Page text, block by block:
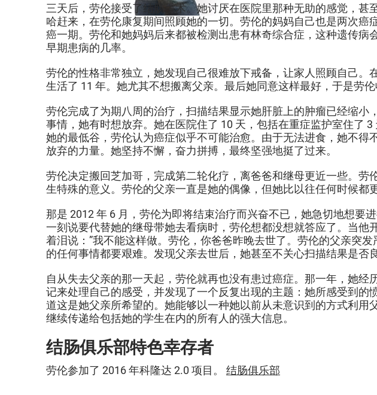
三天后，劳伦接受了结肠手术。她讨厌在医院里那种无助的感觉，
哈赶来，在劳伦康复期间照顾她的一切。劳伦的妈妈自己也是两次
癌一期。劳伦和她妈妈后来都被检测出患有林奇综合症，这种遗传病
早期患病的几率。
劳伦的性格非常独立，她发现自己很难放下戒备，让家人照顾自己
生活了 11 年。她尤其不想搬离父亲。最后她同意这样最好，于是劳伦
劳伦完成了为期八周的治疗，扫描结果显示她肝脏上的肿瘤已经缩
事情，她有时想放弃。她在医院住了 10 天，包括在重症监护室住了
她的最低谷，劳伦认为癌症似乎不可能治愈。由于无法进食，她不
放弃的力量。她坚持不懈，奋力拼搏，最终坚强地挺了过来。
劳伦决定搬回芝加哥，完成第二轮化疗，离爸爸和继母更近一些。
生特殊的意义。劳伦的父亲一直是她的偶像，但她比以往任何时候都
那是 2012 年 6 月，劳伦为即将结束治疗而兴奋不已，她急切地想
一刻说要代替她的继母带她去看病时，劳伦想都没想就答应了。当
着泪说：”我不能这样做。劳伦，你爸爸昨晚去世了。劳伦的父亲突
的任何事情都要艰难。发现父亲去世后，她甚至不关心扫描结果是否良
自从失去父亲的那一天起，劳伦就再也没有患过癌症。那一年，她
记来处理自己的感受，并发现了一个反复出现的主题：她所感受到
道这是她父亲所希望的。她能够以一种她以前从未意识到的方式利
继续传递给包括她的学生在内的所有人的强大信息。
结肠俱乐部特色幸存者
劳伦参加了 2016 年科隆达 2.0 项目。 结肠俱乐部